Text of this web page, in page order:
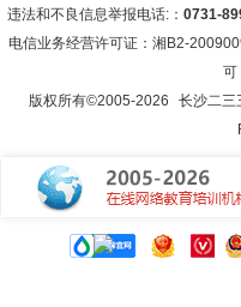
违法和不良信息举报电话:： 0731-
电信业务经营许可证：湘B2-
可
版权所有©2005-2026 长沙二三